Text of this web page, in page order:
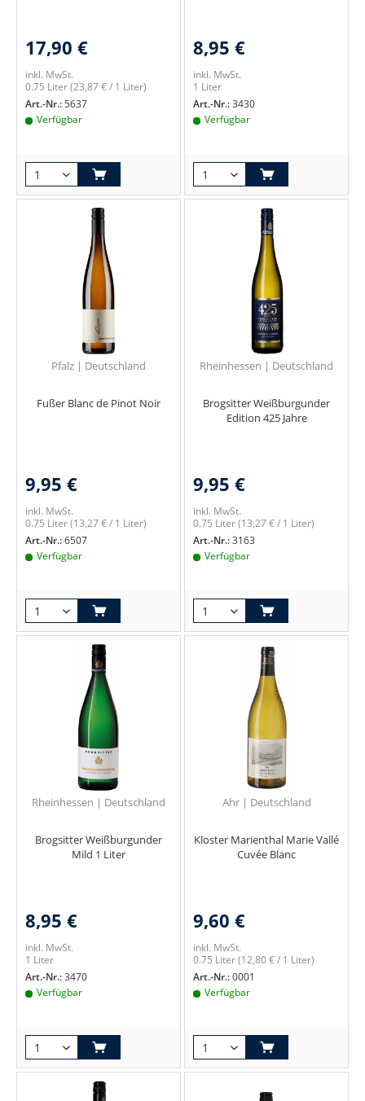
17,90 €
inkl. MwSt.
0.75 Liter(23,87 € / 1 Liter)
Art.-Nr.:5637
Verfügbar
8,95 €
inkl. MwSt.
1 Liter
Art.-Nr.:3430
Verfügbar
Pfalz | Deutschland
Fußer Blanc de Pinot Noir
9,95 €
inkl. MwSt.
0.75 Liter(13,27 € / 1 Liter)
Art.-Nr.:6507
Verfügbar
Rheinhessen | Deutschland
Brogsitter Weißburgunder
Edition 425 Jahre
9,95 €
inkl. MwSt.
0.75 Liter(13,27 € / 1 Liter)
Art.-Nr.:3163
Verfügbar
Rheinhessen | Deutschland
Brogsitter Weißburgunder
Mild 1 Liter
8,95 €
inkl. MwSt.
1 Liter
Art.-Nr.:3470
Verfügbar
Ahr | Deutschland
Kloster Marienthal Marie Vallé
Cuvée Blanc
9,60 €
inkl. MwSt.
0.75 Liter(12,80 € / 1 Liter)
Art.-Nr.:0001
Verfügbar